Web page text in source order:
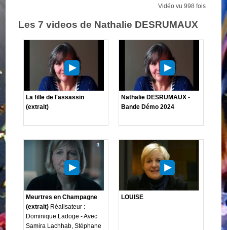
Vidéo vu 998 fois
Les 7 videos de Nathalie DESRUMAUX
La fille de l'assassin
(extrait)
Nathalie DESRUMAUX -
Bande Démo 2024
Meurtres en Champagne
(extrait) Réalisateur :
Dominique Ladoge - Avec
Samira Lachhab, Stéphane
LOUISE